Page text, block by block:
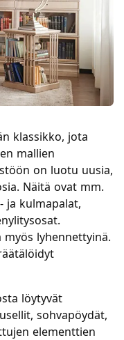
klassikko, jota
mallien
on luotu uusia,
Näitä ovat mm.
ja kulmapalat,
myös lyhennettyinä.
löytyvät
sohvapöydät,
elementtien